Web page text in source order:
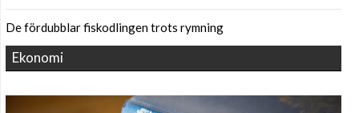
De fördubblar fiskodlingen trots rymning
Ekonomi